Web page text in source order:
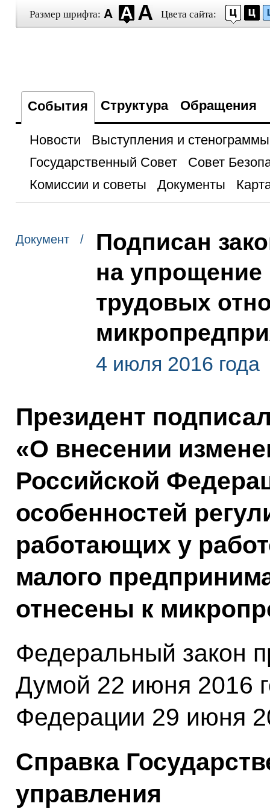
Размер шрифта: Цвета сайта:
События Структура Обращения
Новости
Выступления и стенограммы
Государственный Совет
Совет
Комиссии и советы
Документы
Документ /
Подписан
на упрощение
трудовых
4 июля 2016 года
Президент
«О внесении
Российской
особенностей
работающих у
малого
отнесены к
Федеральный закон
Думой 22 июня 2016
Федерации 29 июня
Справка
управления